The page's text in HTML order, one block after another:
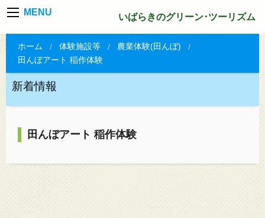
MENU いばらきのグリーン･ツーリズム
ホーム 体験施設等
農業体験(田んぼ)
田んぼアート 稲作体験
新着情報
田んぼアート 稲作体験